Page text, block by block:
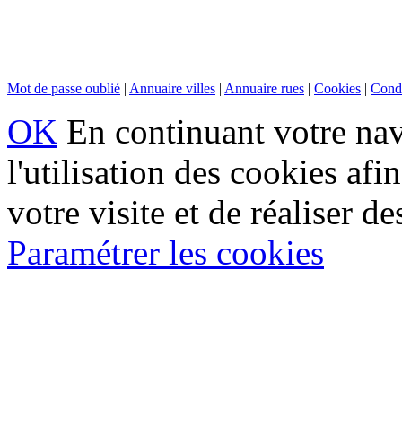
Mot de passe oublié | Annuaire villes | Annuaire rues | Cookies |
OK En continuant votre
l'utilisation des cookies
votre visite et de réaliser
Paramétrer les cookies